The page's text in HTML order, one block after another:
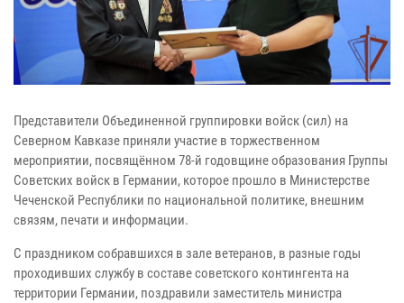
Представители Объединенной группировки войск (сил) на
Северном Кавказе приняли участие в торжественном
мероприятии, посвящённом 78-й годовщине образования Группы
Советских войск в Германии, которое прошло в Министерстве
Чеченской Республики по национальной политике, внешним
связям, печати и информации.
С праздником собравшихся в зале ветеранов, в разные годы
проходивших службу в составе советского контингента на
территории Германии, поздравили заместитель министра